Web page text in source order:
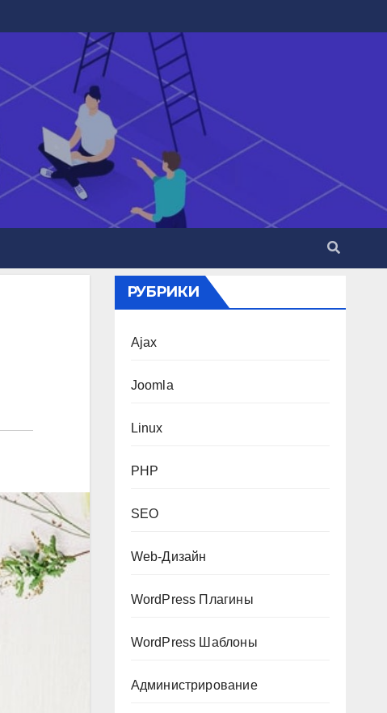
РУБРИКИ
Ajax
Joomla
Linux
PHP
SEO
Web-Дизайн
WordPress Плагины
WordPress Шаблоны
Администрирование